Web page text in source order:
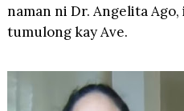
naman ni Dr. Angelita Ago,
tumulong kay Ave.